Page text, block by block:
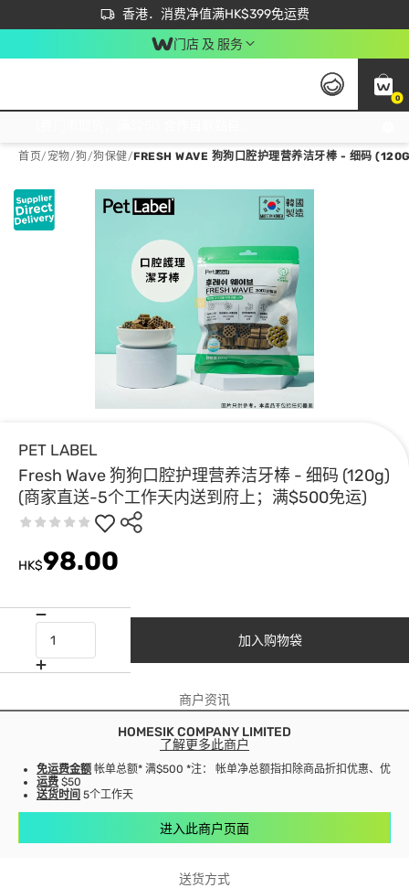
香港．消费净值满HK$399免运费
立即成为易赏钱会员尽享独家优惠
首次APP下单买满$450 输入 NEWAPP 即减$50
门店 及 服务
0
首页/ 宠物/狗/狗保健/FRESH WAVE 狗狗口腔护理营养洁牙棒 - 细码
PET LABEL
Fresh Wave 狗狗口腔护理营养洁牙棒 - 细码 (120g)
(商家直送-5个工作天内送到府上；满$500免运)
HK$98.00
加入购物袋
商户资讯
HOMESIK COMPANY LIMITED
了解更多此商户
免运费金额 帐单总额* 满$500 *注： 帐单净总额指扣除商品折扣优惠、优惠
运费 $50
送货时间 5个工作天
进入此商户页面
送货方式